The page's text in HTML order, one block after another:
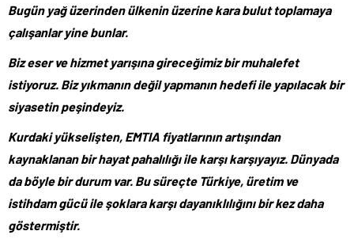
Bugün yağ üzerinden ülkenin üzerine kara bulut toplamaya
çalışanlar yine bunlar.
Biz eser ve hizmet yarışına gireceğimiz bir muhalefet
istiyoruz. Biz yıkmanın değil yapmanın hedefi ile yapılacak bir
siyasetin peşindeyiz.
Kurdaki yükselişten, EMTIA fiyatlarının artışından
kaynaklanan bir hayat pahalılığı ile karşı karşıyayız. Dünyada
da böyle bir durum var. Bu süreçte Türkiye, üretim ve
istihdam gücü ile şoklara karşı dayanıklılığını bir kez daha
göstermiştir.